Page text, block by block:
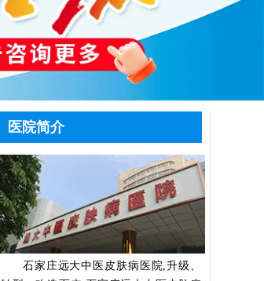
医院简介
石家庄远大中医皮肤病医院,升级、